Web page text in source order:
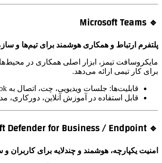
🔹 Microsoft Teams
پلتفرم ارتباط و همکاری هوشمند برای تیم‌ها و
برای کار تیمی ارائه می‌دهد.
قابلیت‌ها: جلسات ویدیویی، چت، اتصال به Outlook و Calendar، فضای اشتراک‌گذاری اسناد، امنیت سازمانی
قابل استفاده در آموزش آنلاین،
🔹 Microsoft Defender for Business / Endpoint
امنیت یکپارچه، هوشمند و چندلایه برای کاربران و